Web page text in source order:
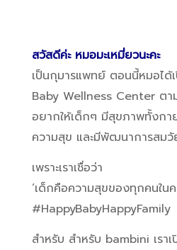
สวัสดีค่ะ หมอมะเหมี่ยวนะคะ
เป็นกุมารแพทย์ ตอนนี้หมอได้
Baby Wellness Center ต
อยากให้เด็กๆ มีสุขภาพทั้งกา
ความสุข และมีพัฒนาการสม
เพราะเราเชื่อว่า
‘เด็กคือความสุขของทุกคนในค
#HappyBabyHappyFamily
สำหรับ สำหรับ bambini เรา